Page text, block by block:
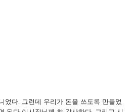
었다. 그런데 우리가 돈을 쓰도록 만들었